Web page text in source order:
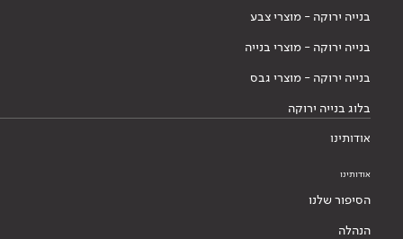
בנייה ירוקה - מוצרי צבע
בנייה ירוקה - מוצרי בנייה
בנייה ירוקה - מוצרי גבס
בלוג בנייה ירוקה
אודותינו
אודותינו
הסיפור שלנו
הנהלה